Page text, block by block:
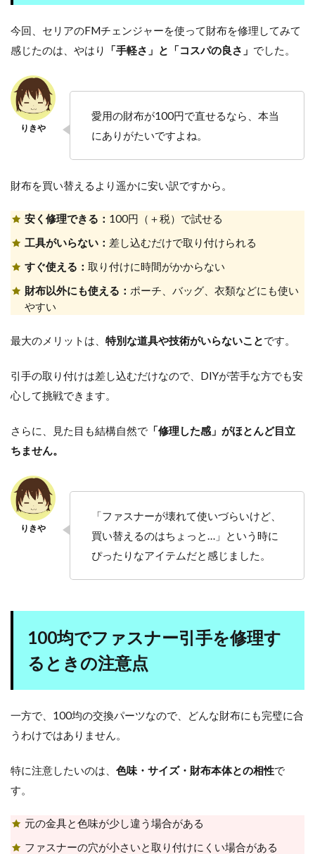
今回、セリアのFMチェンジャーを使って財布を修理してみて
感じたのは、やはり
「手軽さ」と「コスパの良さ」 でした。
愛用の財布が100円で直せるなら、本当
にありがたいですよね。
財布を買い替えるより遥かに安い訳ですから。
安く修理できる： 100円（＋税）で試せる
工具がいらない： 差し込むだけで取り付けられる
すぐ使える： 取り付けに時間がかからない
財布以外にも使える： ポーチ、バッグ、衣類などにも使い
やすい
最大のメリットは、 特別な道具や技術がいらないことです。
引手の取り付けは差し込むだけなので、DIYが苦手な方でも安
心して挑戦できます。
さらに、見た目も結構自然で 「修理した感」がほとんど目立
ちません。
「ファスナーが壊れて使いづらいけど、
買い替えるのはちょっと…」という時に
ぴったりなアイテムだと感じました。
100均でファスナー引手を修理す
るときの注意点
一方で、100均の交換パーツなので、どんな財布にも完璧に合
うわけではありません。
特に注意したいのは、 色味・サイズ・財布本体との相性で
す。
元の金具と色味が少し違う場合がある
ファスナーの穴が小さいと取り付けにくい場合がある